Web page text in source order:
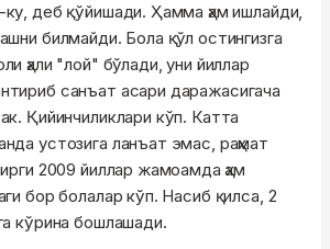
деб қўйишади. Ҳамма ҳам ишлайди,
билмайди. Бола қўл остингизга
ҳали "лой" бўлади, уни йиллар
санъат асари даражасигача
Қийинчиликлари кўп. Катта
устозига ланъат эмас, раҳмат
2009 йиллар жамоамда ҳам
бор болалар кўп. Насиб қилса, 2
кўрина бошлашади.